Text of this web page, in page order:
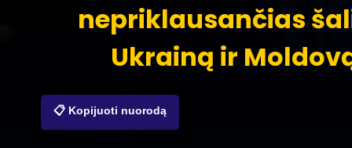
nepriklausančias
Ukrainą ir
📋 Kopijuoti nuorodą